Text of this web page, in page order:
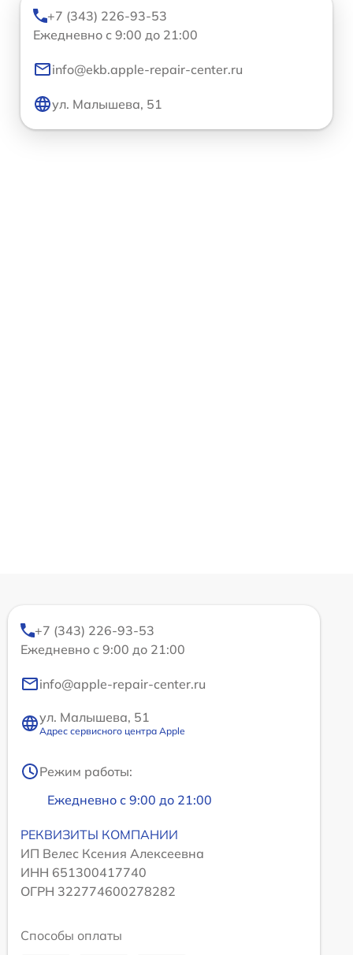
+7 (343) 226-93-53
Ежедневно с 9:00 до 21:00
info@ekb.apple-repair-center.ru
ул. Малышева, 51
+7 (343) 226-93-53
Ежедневно с 9:00 до 21:00
info@apple-repair-center.ru
ул. Малышева, 51
Адрес сервисного центра Apple
Режим работы:
Ежедневно с 9:00 до 21:00
РЕКВИЗИТЫ КОМПАНИИ
ИП Велес Ксения Алексеевна
ИНН 651300417740
ОГРН 322774600278282
Способы оплаты